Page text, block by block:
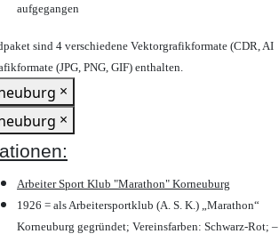
aufgegangen
sind 4 verschiedene Vektorgrafikformate (CDR, AI
(JPG, PNG, GIF) enthalten.
×
×
Arbeiter Sport Klub "Marathon" Korneuburg
1926 = als Arbeitersportklub (A. S. K.) „Marathon“
Korneuburg gegründet; Vereinsfarben: Schwarz-Rot; –